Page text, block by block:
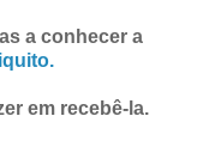
a conhecer a
em recebê-la.